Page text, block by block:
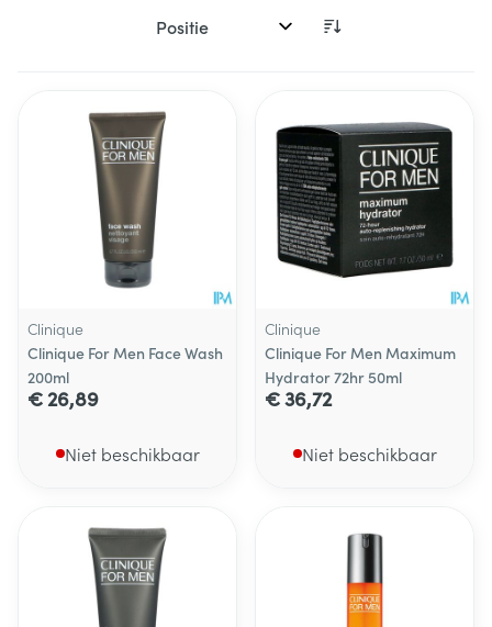
Sorteer op:
Clinique
Clinique For Men Face Wash
200ml
€ 26,89
Niet beschikbaar
Clinique
Clinique For Men Maximum
Hydrator 72hr 50ml
€ 36,72
Niet beschikbaar